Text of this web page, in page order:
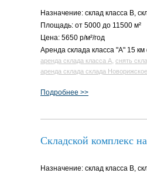
Назначение: склад класса B,
Площадь: от 5000 до 11500 м²
Цена: 5650 р/м²/год
Аренда склада класса "А" 15
аренда склада класса А, снять
аренда склада склада
Подробнее >>
Складской комплекс
Назначение: склад класса B,